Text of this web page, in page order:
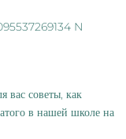
вас советы, как
в нашей школе на